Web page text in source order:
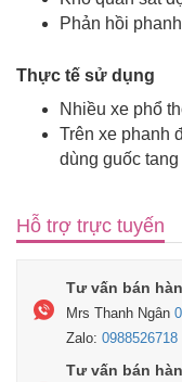
Phản hồi
Thực tế sử dụng
Nhiều xe phổ
Trên xe phanh
dùng guốc
Hỗ trợ trực tuyến
Tư vấn bán
Mrs Thanh Ngân
Zalo: 0988526718
Tư vấn bán